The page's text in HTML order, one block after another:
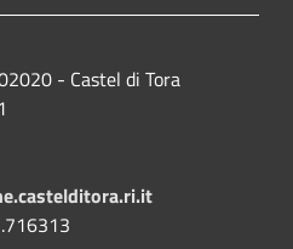
- Castel di Tora